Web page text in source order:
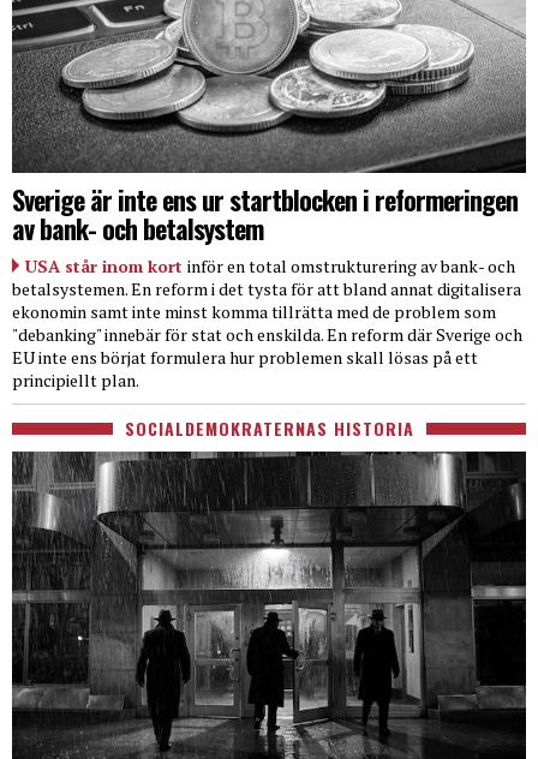
Sverige är inte ens ur startblocken i reformeringen
av bank- och betalsystem
USA står inom kort inför en total omstrukturering av bank- och
betalsystemen. En reform i det tysta för att bland annat digitalisera
ekonomin samt inte minst komma tillrätta med de problem som
"debanking" innebär för stat och enskilda. En reform där Sverige och
EU inte ens börjat formulera hur problemen skall lösas på ett
principiellt plan.
SOCIALDEMOKRATERNAS HISTORIA